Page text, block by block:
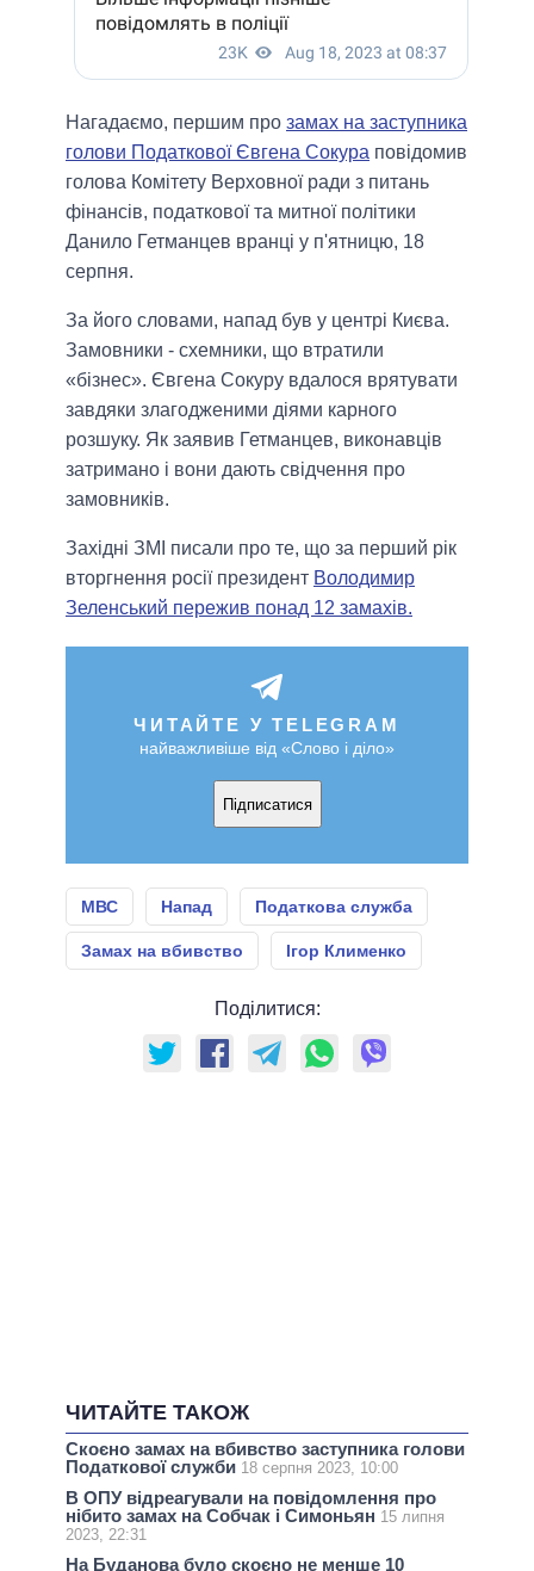
Нагадаємо, першим про замах на заступника
голови Податкової Євгена Сокура повідомив
голова Комітету Верховної ради з питань
фінансів, податкової та митної політики
Данило Гетманцев вранці у п'ятницю, 18
серпня.
За його словами, напад був у центрі Києва.
Замовники - схемники, що втратили
«бізнес». Євгена Сокуру вдалося врятувати
завдяки злагодженими діями карного
розшуку. Як заявив Гетманцев, виконавців
затримано і вони дають свідчення про
замовників.
Західні ЗМІ писали про те, що за перший рік
вторгнення росії президент Володимир
Зеленський пережив понад 12 замахів.
ЧИТАЙТЕ У TELEGRAM
найважливіше від «Слово і діло»
Підписатися
МВС Напад Податкова служба
Замах на вбивство Ігор Клименко
Поділитися:
ЧИТАЙТЕ ТАКОЖ
Скоєно замах на вбивство заступника голови
Податкової служби 18 серпня 2023, 10:00
В ОПУ відреагували на повідомлення про
нібито замах на Собчак і Симоньян 15 липня
2023, 22:31
На Буданова було скоєно не менше 10